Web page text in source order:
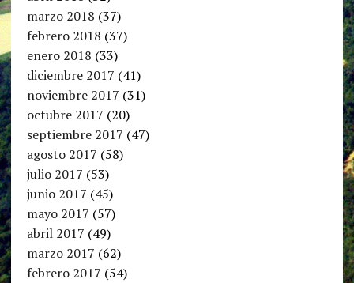
marzo 2018 (37)
febrero 2018 (37)
enero 2018 (33)
diciembre 2017 (41)
noviembre 2017 (31)
octubre 2017 (20)
septiembre 2017 (47)
agosto 2017 (58)
julio 2017 (53)
junio 2017 (45)
mayo 2017 (57)
abril 2017 (49)
marzo 2017 (62)
febrero 2017 (54)